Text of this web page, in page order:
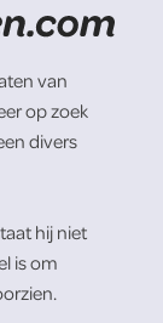
van
op zoek
divers
hij niet
is om